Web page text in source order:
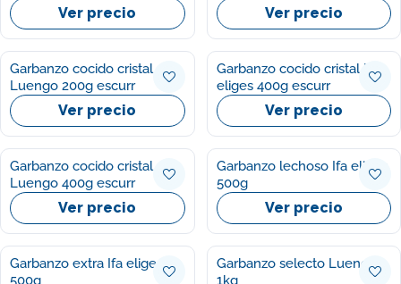
Ver precio 400g escurrVer precio
Garbanzo cocido cristal
Luengo 200g escurr
Ver precio
Garbanzo cocido cristal Ifa
eliges 400g escurr
Ver precio
Garbanzo cocido cristal
Luengo 400g escurr
Ver precio
Garbanzo lechoso Ifa eliges
500g
Ver precio
Garbanzo extra Ifa eliges
500g
Garbanzo selecto Luengo
1kg